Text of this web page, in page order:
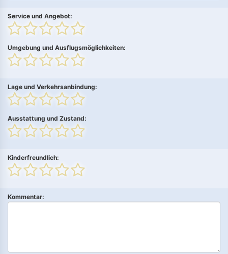
Service und Angebot:
Umgebung und Ausflugsmöglichkeiten:
Lage und Verkehrsanbindung:
Ausstattung und Zustand:
Kinderfreundlich:
Kommentar: